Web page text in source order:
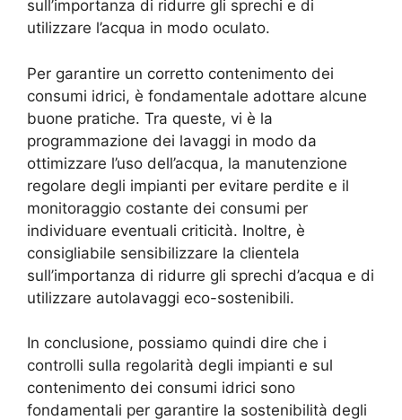
sull’importanza di ridurre gli sprechi e di
utilizzare l’acqua in modo oculato.
Per garantire un corretto contenimento dei
consumi idrici, è fondamentale adottare alcune
buone pratiche. Tra queste, vi è la
programmazione dei lavaggi in modo da
ottimizzare l’uso dell’acqua, la manutenzione
regolare degli impianti per evitare perdite e il
monitoraggio costante dei consumi per
individuare eventuali criticità. Inoltre, è
consigliabile sensibilizzare la clientela
sull’importanza di ridurre gli sprechi d’acqua e di
utilizzare autolavaggi eco-sostenibili.
In conclusione, possiamo quindi dire che i
controlli sulla regolarità degli impianti e sul
contenimento dei consumi idrici sono
fondamentali per garantire la sostenibilità degli